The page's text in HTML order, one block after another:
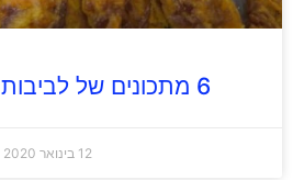
6 מתכונים של לביבות ירק חורפיות
12 בינואר 2020